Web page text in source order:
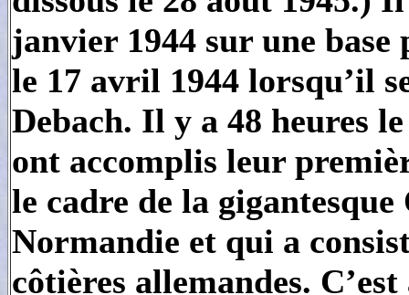
janvier 1944 sur une
le 17 avril 1944 lorsqu’il
Debach. Il y a 48 heures
ont accomplis leur
le cadre de la
Normandie et qui a
côtières allemandes.